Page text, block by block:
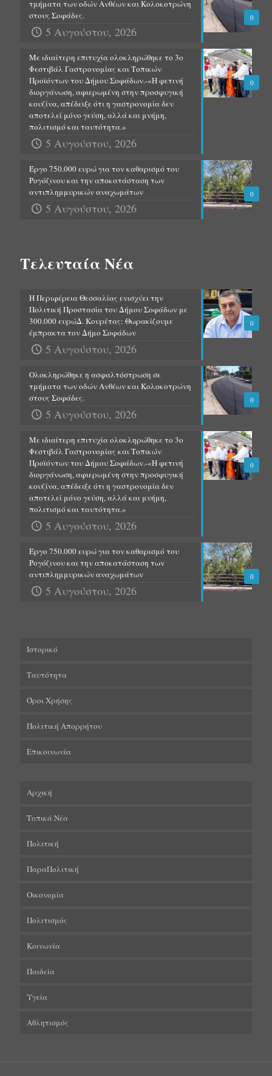
0
τμήματα των οδών Ανθέων και Κολοκοτρώνη
στους Σοφάδες.
5 Αυγούστου, 2026
0
Με ιδιαίτερη επιτυχία ολοκληρώθηκε το 3ο
Φεστιβάλ Γαστρονομίας και Τοπικών
Προϊόντων του Δήμου Σοφάδων.-«Η φετινή
διοργάνωση, αφιερωμένη στην προσφυγική
κουζίνα, απέδειξε ότι η γαστρονομία δεν
αποτελεί μόνο γεύση, αλλά και μνήμη,
πολιτισμό και ταυτότητα.»
5 Αυγούστου, 2026
0
Έργο 750.000 ευρώ για τον καθαρισμό του
Ρογόζινου και την αποκατάσταση των
αντιπλημμυρικών αναχωμάτων
5 Αυγούστου, 2026
Τελευταία Νέα
0
Η Περιφέρεια Θεσσαλίας ενισχύει την
Πολιτική Προστασία του Δήμου Σοφάδων με
300.000 ευρώΔ. Κουρέτας: Θωρακίζουμε
έμπρακτα τον Δήμο Σοφάδων
5 Αυγούστου, 2026
0
Ολοκληρώθηκε η ασφαλτόστρωση σε
τμήματα των οδών Ανθέων και Κολοκοτρώνη
στους Σοφάδες.
5 Αυγούστου, 2026
0
Με ιδιαίτερη επιτυχία ολοκληρώθηκε το 3ο
Φεστιβάλ Γαστρονομίας και Τοπικών
Προϊόντων του Δήμου Σοφάδων.-«Η φετινή
διοργάνωση, αφιερωμένη στην προσφυγική
κουζίνα, απέδειξε ότι η γαστρονομία δεν
αποτελεί μόνο γεύση, αλλά και μνήμη,
πολιτισμό και ταυτότητα.»
5 Αυγούστου, 2026
0
Έργο 750.000 ευρώ για τον καθαρισμό του
Ρογόζινου και την αποκατάσταση των
αντιπλημμυρικών αναχωμάτων
5 Αυγούστου, 2026
Ιστορικό
Ταυτότητα
Όροι Χρήσης
Πολιτική Απορρήτου
Επικοινωνία
Αρχική
Τοπικά Νέα
Πολιτική
ΠαραΠολιτική
Οικονομία
Πολιτισμός
Κοινωνία
Παιδεία
Υγεία
Αθλητισμός